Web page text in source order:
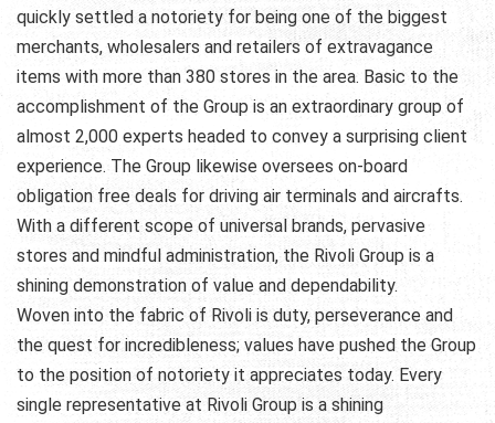
quickly settled a notoriety for being one of the biggest
merchants, wholesalers and retailers of extravagance
items with more than 380 stores in the area. Basic to the
accomplishment of the Group is an extraordinary group of
almost 2,000 experts headed to convey a surprising client
experience. The Group likewise oversees on-board
obligation free deals for driving air terminals and aircrafts.
With a different scope of universal brands, pervasive
stores and mindful administration, the Rivoli Group is a
shining demonstration of value and dependability.
Woven into the fabric of Rivoli is duty, perseverance and
the quest for incredibleness; values have pushed the Group
to the position of notoriety it appreciates today. Every
single representative at Rivoli Group is a shining